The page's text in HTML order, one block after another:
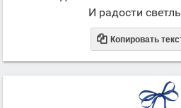
И радости
 Копировать